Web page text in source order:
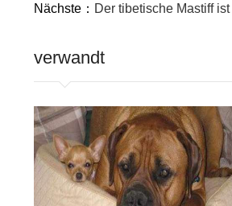
Nächste： Der tibetische Mastiff
verwandt